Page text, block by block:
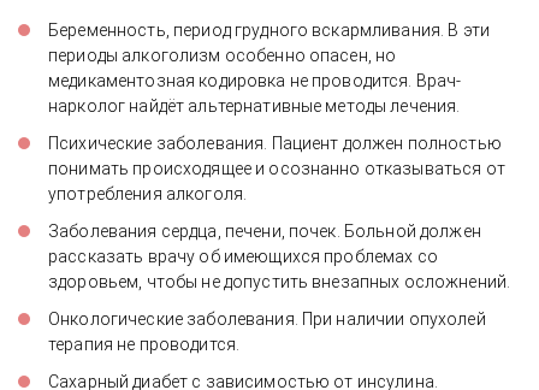
Беременность, период грудного вскармливания. В эти
периоды алкоголизм особенно опасен, но
медикаментозная кодировка не проводится. Врач-
нарколог найдёт альтернативные методы лечения.
Психические заболевания. Пациент должен полностью
понимать происходящее и осознанно отказываться от
употребления алкоголя.
Заболевания сердца, печени, почек. Больной должен
рассказать врачу об имеющихся проблемах со
здоровьем, чтобы не допустить внезапных осложнений.
Онкологические заболевания. При наличии опухолей
терапия не проводится.
Сахарный диабет с зависимостью от инсулина.